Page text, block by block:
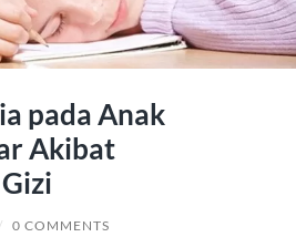
pada Anak
Akibat
0 COMMENTS